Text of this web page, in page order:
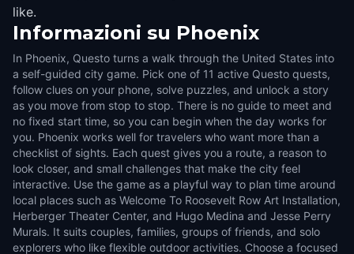
like.
Informazioni su Phoenix
In Phoenix, Questo turns a walk through the United States into
a self-guided city game. Pick one of 11 active Questo quests,
follow clues on your phone, solve puzzles, and unlock a story
as you move from stop to stop. There is no guide to meet and
no fixed start time, so you can begin when the day works for
you. Phoenix works well for travelers who want more than a
checklist of sights. Each quest gives you a route, a reason to
look closer, and small challenges that make the city feel
interactive. Use the game as a playful way to plan time around
local places such as Welcome To Roosevelt Row Art Installation,
Herberger Theater Center, and Hugo Medina and Jesse Perry
Murals. It suits couples, families, groups of friends, and solo
explorers who like flexible outdoor activities. Choose a focused